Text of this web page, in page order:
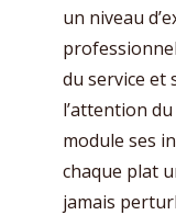
un niveau
du service et
l’attention
module ses
chaque plat
jamais